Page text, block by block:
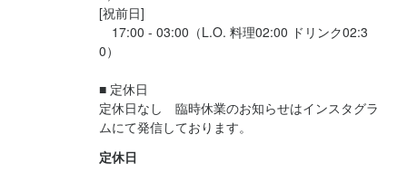
[祝前日]
17:00 - 03:00（L.O. 料理02:00 ドリンク02:3
0）
■ 定休日
定休日なし　臨時休業のお知らせはインスタグラ
ムにて発信しております。
定休日